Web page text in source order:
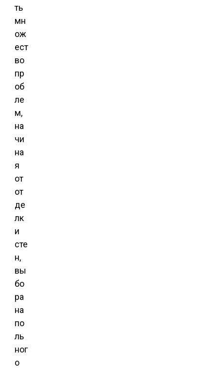
ть
мн
ож
ест
во
пр
об
ле
м,
на
чи
на
я
от
от
де
лк
и
сте
н,
вы
бо
ра
на
по
ль
ног
о